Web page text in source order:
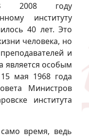
2008 году
институту
40 лет. Это
человека, но
и
является особым
мая 1968 года
Министров
института
время, ведь